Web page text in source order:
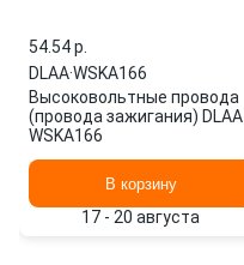
54.54 p.
DLAA·WSKA166
Высоковольтные провода
(провода зажигания) DLAA
WSKA166
В корзину
17 - 20 августа